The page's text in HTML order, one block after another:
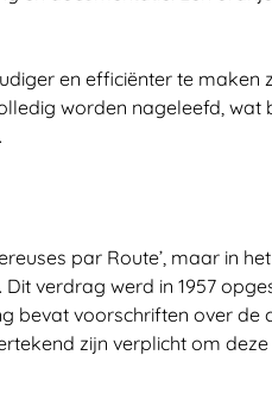
en efficiënter te maken
worden nageleefd, wat
par Route’, maar in
verdrag werd in 1957
bevat voorschriften over de
zijn verplicht om